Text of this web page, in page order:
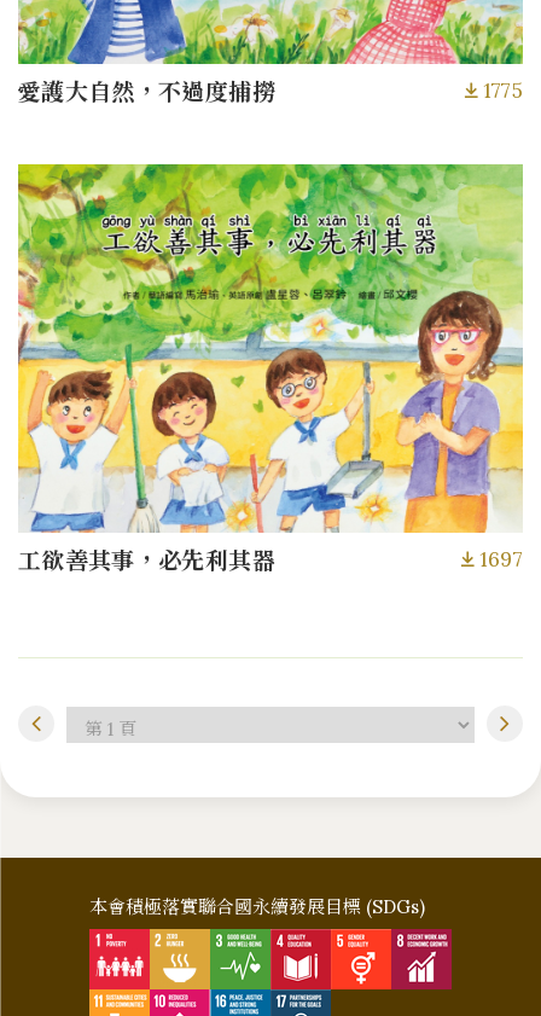
愛護大自然，不過度捕撈 1775
工欲善其事，必先利其器 1697
本會積極落實聯合國永續發展目標 (SDGs)